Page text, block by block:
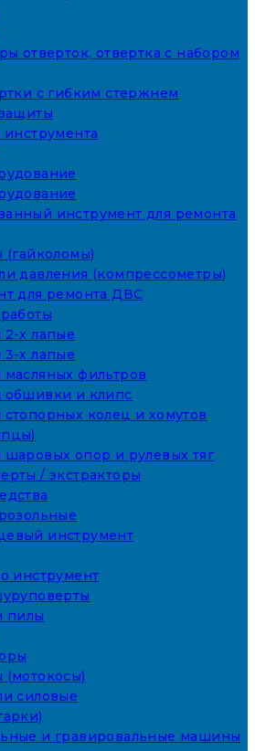
отверток, отвертка с набором
с гибким стержнем
инструмент для ремонта
(гайколомы)
давления (компрессометры)
для ремонта ДВС
х лапые
х лапые
фильтров
и клипс
колец и хомутов
опор и рулевых тяг
/ экстракторы
инструмент
инструмент
пилы
силовые
и гравировальные машины